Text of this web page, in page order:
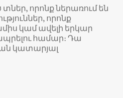
որոնք ներառում են
որոնք
կամ ավելի երկար
համար։ Դա
կատարյալ